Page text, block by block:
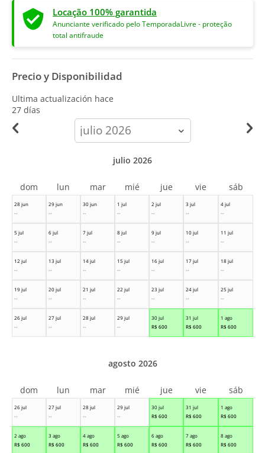
Locação 100% garantida
Anunciante verificado pelo TemporadaLivre - proteção
total antifraude
Precio y Disponibilidad
Ultima actualización hace
27 días
calendar-
month
28 jun
--
29 jun
--
30 jun
--
1 jul
--
2 jul
--
3 jul
--
4 jul
--
5 jul
--
6 jul
--
7 jul
--
8 jul
--
9 jul
--
10 jul
--
11 jul
--
12 jul
--
13 jul
--
14 jul
--
15 jul
--
16 jul
--
17 jul
--
18 jul
--
19 jul
--
20 jul
--
21 jul
--
22 jul
--
23 jul
--
24 jul
--
25 jul
--
26 jul
--
27 jul
--
28 jul
--
29 jul
--
30 jul
R$ 600
31 jul
R$ 600
1 ago
R$ 600
julio 2026
dom lun mar mié jue vie sáb
26 jul
--
27 jul
--
28 jul
--
29 jul
--
30 jul
R$ 600
31 jul
R$ 600
1 ago
R$ 600
2 ago
R$ 600
3 ago
R$ 600
4 ago
R$ 600
5 ago
R$ 600
6 ago
R$ 600
7 ago
R$ 600
8 ago
R$ 600
agosto 2026
dom lun mar mié jue vie sáb